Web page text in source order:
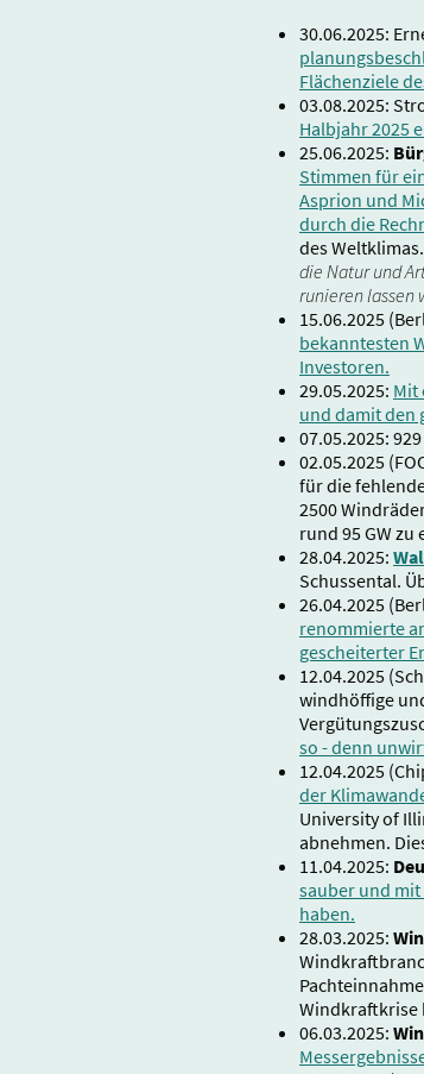
30.06.2025:
Flächenziele
03.08.2025:
Halbjahr 2025
25.06.2025:
Stimmen für
Asprion und
durch die
des Weltklimas.
die Natur und
runieren lassen
15.06.2025
bekanntesten
Investoren.
29.05.2025: Mit
und damit den
07.05.2025:
02.05.2025
für die
2500
rund 95 GW
28.04.2025:
Schussental.
26.04.2025
renommierte
gescheiterter
12.04.2025
windhöffige
so - denn
12.04.2025
der
University of
abnehmen.
11.04.2025:
sauber und
haben.
28.03.2025:
Windkraftkrise
06.03.2025: